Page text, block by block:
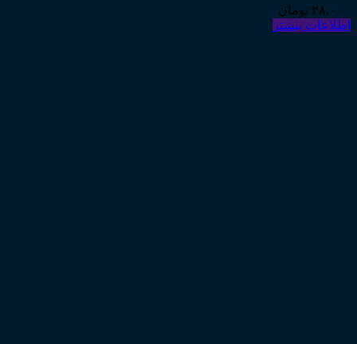
۲۸,۰۰۰ تومان
اطلاعات بیشتر